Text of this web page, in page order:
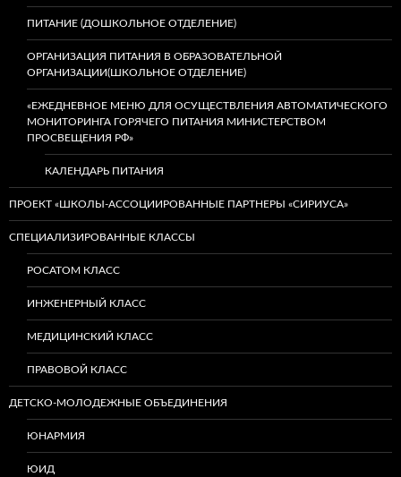
ПИТАНИЕ (ДОШКОЛЬНОЕ ОТДЕЛЕНИЕ)
ОРГАНИЗАЦИЯ ПИТАНИЯ В ОБРАЗОВАТЕЛЬНОЙ
ОРГАНИЗАЦИИ(ШКОЛЬНОЕ ОТДЕЛЕНИЕ)
«ЕЖЕДНЕВНОЕ МЕНЮ ДЛЯ ОСУЩЕСТВЛЕНИЯ АВТОМАТИЧЕСКОГО
МОНИТОРИНГА ГОРЯЧЕГО ПИТАНИЯ МИНИСТЕРСТВОМ
ПРОСВЕЩЕНИЯ РФ»
КАЛЕНДАРЬ ПИТАНИЯ
ПРОЕКТ «ШКОЛЫ-АССОЦИИРОВАННЫЕ ПАРТНЕРЫ «СИРИУСА»
СПЕЦИАЛИЗИРОВАННЫЕ КЛАССЫ
РОСАТОМ КЛАСС
ИНЖЕНЕРНЫЙ КЛАСС
МЕДИЦИНСКИЙ КЛАСС
ПРАВОВОЙ КЛАСС
ДЕТСКО-МОЛОДЕЖНЫЕ ОБЪЕДИНЕНИЯ
ЮНАРМИЯ
ЮИД